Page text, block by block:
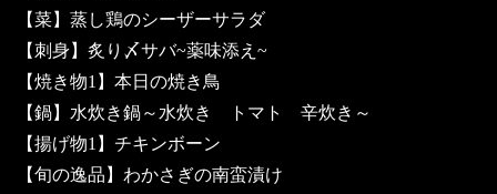
【菜】蒸し鶏のシーザーサラダ
【刺身】炙り〆サバ~薬味添え~
【焼き物1】本日の焼き鳥
【鍋】水炊き鍋～水炊き トマト 辛炊き～
【揚げ物1】チキンボーン
【旬の逸品】わかさぎの南蛮漬け